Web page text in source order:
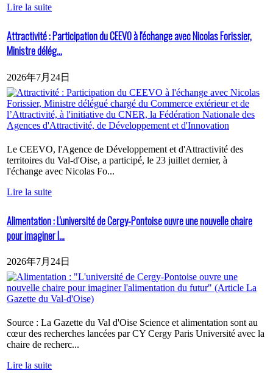
Lire la suite
Attractivité : Participation du CEEVO à l'échange avec Nicolas Forissier,
Ministre délég...
2026年7月24日
Le CEEVO, l'Agence de Développement et d'Attractivité des
territoires du Val-d'Oise, a participé, le 23 juillet dernier, à
l'échange avec Nicolas Fo...
Lire la suite
Alimentation : L'université de Cergy-Pontoise ouvre une nouvelle chaire
pour imaginer l...
2026年7月24日
Source : La Gazette du Val d'Oise Science et alimentation sont au
cœur des recherches lancées par CY Cergy Paris Université avec la
chaire de recherc...
Lire la suite